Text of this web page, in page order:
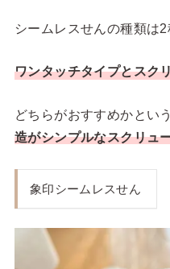
シームレスせんの種類は2
ワンタッチタイプとスク
どちらがおすすめかという
造がシンプルなスクリュ
象印シームレスせん